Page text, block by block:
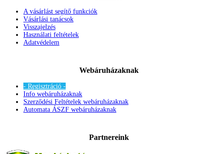
A vásárlást segítő funkciók
Vásárlási tanácsok
Visszajelzés
Használati feltételek
Adatvédelem
Webáruházaknak
- Regisztráció -
Info webáruházaknak
Szerződési Feltételek webáruházaknak
Automata ÁSZF webáruházaknak
Partnereink